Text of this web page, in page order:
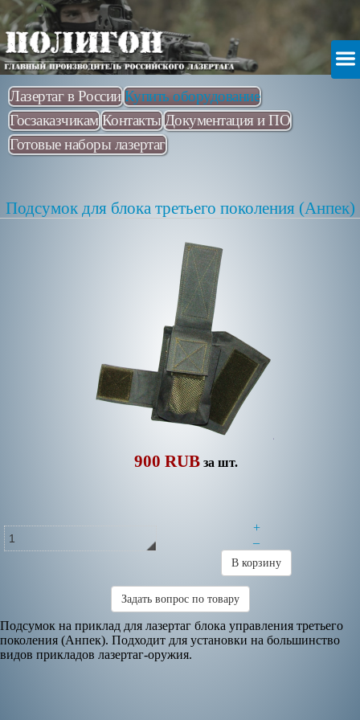
Лазертаг в России Купить оборудование
Госзаказчикам Контакты Документация и ПО
Готовые наборы лазертаг
Подсумок для блока третьего поколения (Анпек)
900 RUB за шт.
+
–
В корзину
Задать вопрос по товару
Подсумок на приклад для лазертаг блока управления третьего
поколения (Анпек). Подходит для установки на большинство
видов прикладов лазертаг-оружия.